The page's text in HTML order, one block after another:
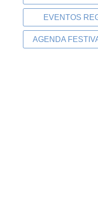
EVENTOS
AGENDA